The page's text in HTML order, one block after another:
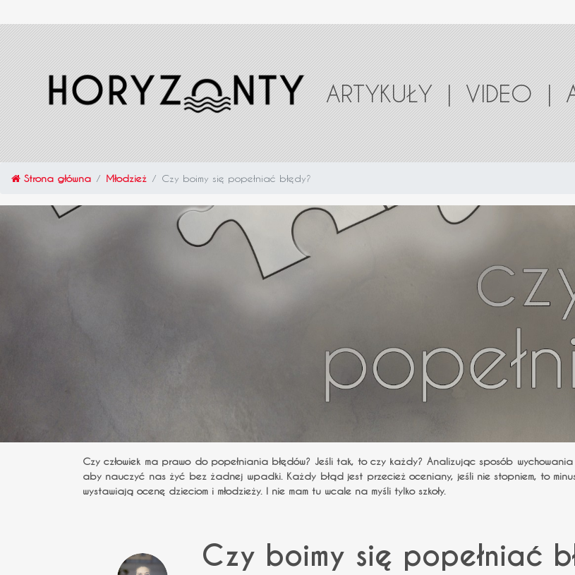
ARTYKUŁY | VIDEO |
Strona główna Młodzież Czy boimy się popełniać błędy?
Czy człowiek ma prawo do popełniania błędów? Jeśli tak, to czy każdy? Analizując sposób
aby nauczyć nas żyć bez żadnej wpadki. Każdy błąd jest przecież oceniany, jeśli nie stopniem, to
wystawiają ocenę dzieciom i młodzieży. I nie mam tu wcale na myśli tylko szkoły.
Czy boimy się popełniać